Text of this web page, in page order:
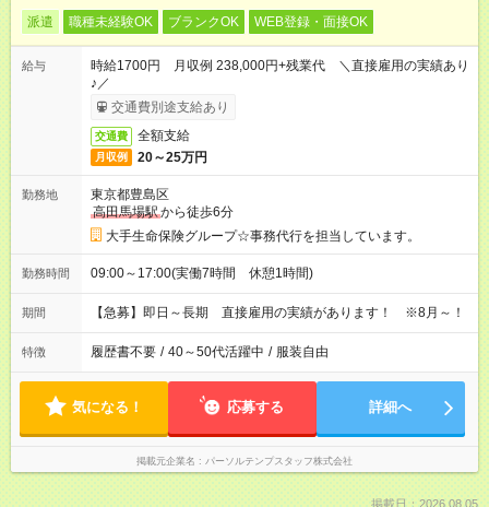
派遣 職種未経験OK ブランクOK WEB登録・面接OK
給与
時給1700円 月収例 238,000円+残業代 ＼直接雇用の実績あり
♪／
交通費別途支給あり
交通費 全額支給
月収例 20～25万円
勤務地
東京都豊島区
高田馬場駅から徒歩6分
大手生命保険グループ☆事務代行を担当しています。
勤務時間 09:00～17:00(実働7時間 休憩1時間)
期間 【急募】即日～長期 直接雇用の実績があります！ ※8月～！
特徴 履歴書不要 / 40～50代活躍中 / 服装自由
気になる！ 応募する 詳細へ
掲載元企業名 パーソルテンプスタッフ株式会社
掲載日：2026.08.05